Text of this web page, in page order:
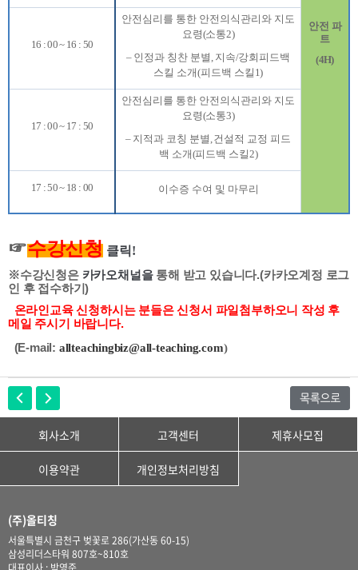
안전 파
트
(4H)
16 : 00 ~ 16 : 50
안전심리를 통한 안전의식관리와 지도
요령(소통2)
– 인정과 칭찬 분별 , 지속/강회피드백
스킬 소개(피드백 스킬 1)
17 : 00 ~ 17 : 50
안전심리를 통한 안전의식관리와 지도
요령(소통3)
– 지적과 코칭 분별 ,건설적 교정 피드
백 소개(피드백 스킬2)
17 : 50 ~ 18 : 00 이수증 수여 및 마무리
☞수강신청 클릭!
※수강신청은 카카오채널 을통해 받고 있습니다.(카카오계정 로그
인 후 접수하기)
온라인교육 신청하시는 분들은 신청서 파일첨부하오니 작성 후
메일 주시기 바랍니다.
(E-mail: allteachingbiz@all-teaching.com)
회사소개 고객센터 제휴사모집
이용약관 개인정보처리방침
(주)올티칭
서울특별시 금천구 벚꽃로 286(가산동 60-15)
삼성리더스타워 807호~810호